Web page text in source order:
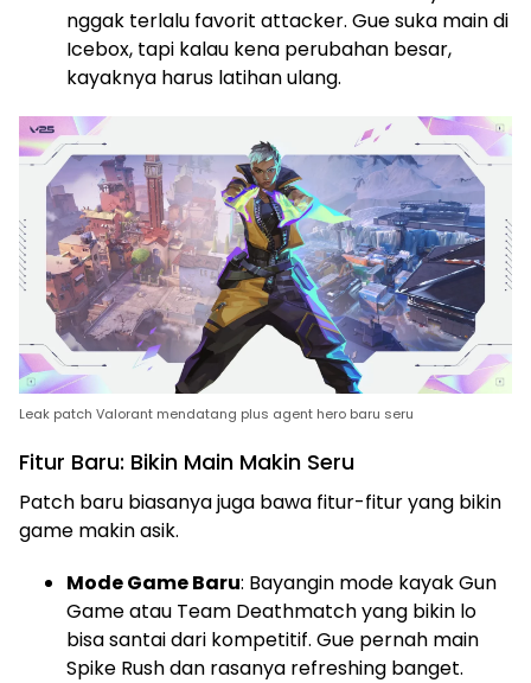
nggak terlalu favorit attacker. Gue suka main di
Icebox, tapi kalau kena perubahan besar,
kayaknya harus latihan ulang.
Leak patch Valorant mendatang plus agent hero baru seru
Fitur Baru: Bikin Main Makin Seru
Patch baru biasanya juga bawa fitur-fitur yang bikin
game makin asik.
Mode Game Baru: Bayangin mode kayak Gun
Game atau Team Deathmatch yang bikin lo
bisa santai dari kompetitif. Gue pernah main
Spike Rush dan rasanya refreshing banget.